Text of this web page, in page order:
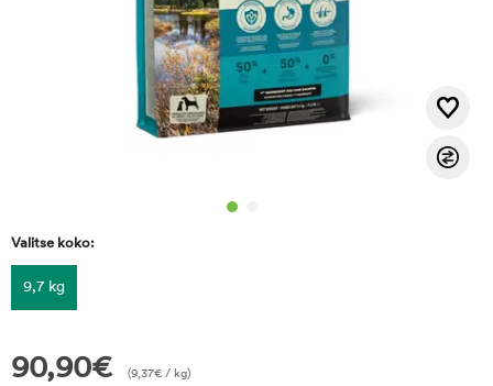
Valitse koko:
9,7 kg
90,90€ (9,37€ / kg)